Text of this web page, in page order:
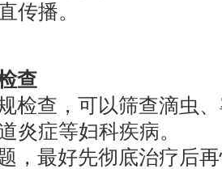
传播。
查
检查，可以筛查滴虫
炎症等妇科疾病。
，最好先彻底治疗后